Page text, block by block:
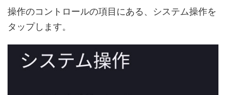
操作のコントロールの項目にある、システム操作を
タップします。